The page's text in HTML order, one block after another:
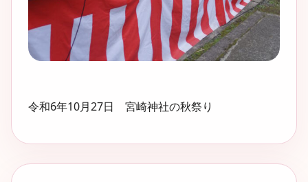
令和6年10月27日 宮崎神社の秋祭り